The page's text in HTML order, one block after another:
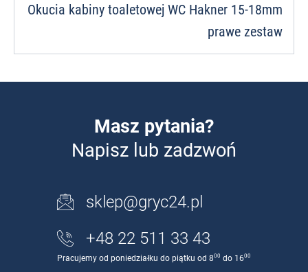
Okucia kabiny toaletowej WC Hakner 15-18mm
prawe zestaw
Masz pytania?
Napisz lub zadzwoń
sklep@gryc24.pl
+48 22 511 33 43
Pracujemy od poniedziałku do piątku od 800 do 1600